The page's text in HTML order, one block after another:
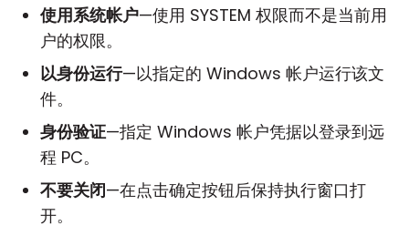
使用系统帐户—使用 SYSTEM 权限而不是当前用
户的权限。
以身份运行—以指定的 Windows 帐户运行该文
件。
身份验证—指定 Windows 帐户凭据以登录到远
程 PC。
不要关闭—在点击确定按钮后保持执行窗口打
开。